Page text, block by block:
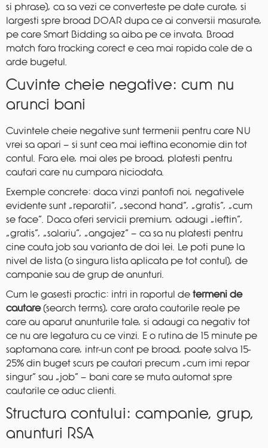
si phrase), ca sa vezi ce converteste pe date curate, si
largesti spre broad DOAR dupa ce ai conversii masurate,
pe care Smart Bidding sa aiba pe ce invata. Broad
match fara tracking corect e cea mai rapida cale de a
arde bugetul.
Cuvinte cheie negative: cum nu
arunci bani
Cuvintele cheie negative sunt termenii pentru care NU
vrei sa apari — si sunt cea mai ieftina economie din tot
contul. Fara ele, mai ales pe broad, platesti pentru
cautari care nu cumpara niciodata.
Exemple concrete: daca vinzi pantofi noi, negativele
evidente sunt „reparatii”, „second hand”, „gratis”, „cum
se face”. Daca oferi servicii premium, adaugi „ieftin”,
„gratis”, „salariu”, „angajez” — ca sa nu platesti pentru
cine cauta job sau varianta de doi lei. Le poti pune la
nivel de lista (o singura lista aplicata pe tot contul), de
campanie sau de grup de anunturi.
Cum le gasesti practic: intri in raportul de termeni de
cautare(search terms), care arata cautarile reale pe
care au aparut anunturile tale, si adaugi ca negativ tot
ce nu are legatura cu ce vinzi. E o rutina de 15 minute pe
saptamana care, intr-un cont pe broad, poate salva 15-
25% din buget scurs pe cautari precum „cum imi repar
singur” sau „job” — bani care se muta automat spre
cautarile ce aduc clienti.
Structura contului: campanie, grup,
anunturi RSA